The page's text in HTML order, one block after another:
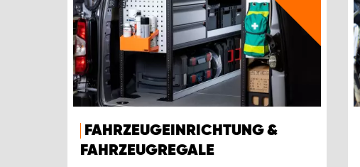
FAHRZEUGEINRICHTUNG &
FAHRZEUGREGALE